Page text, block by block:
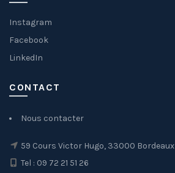
Instagram
Facebook
LinkedIn
CONTACT
Nous contacter
59 Cours Victor Hugo, 33000 Bordeaux
Tel : 09 72 21 51 26